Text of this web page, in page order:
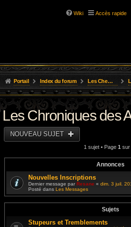
Wiki Accès rapide
Portail Index du forum Les Chemins de L'Aventure
Les Chroniques des
NOUVEAU SUJET
1 sujet • Page 1 sur
Annonces
Nouvelles Inscriptions
Dernier message parResane « dim. 3 juil.
Posté dans Les Messages
Sujets
Stupeurs et Tremblements